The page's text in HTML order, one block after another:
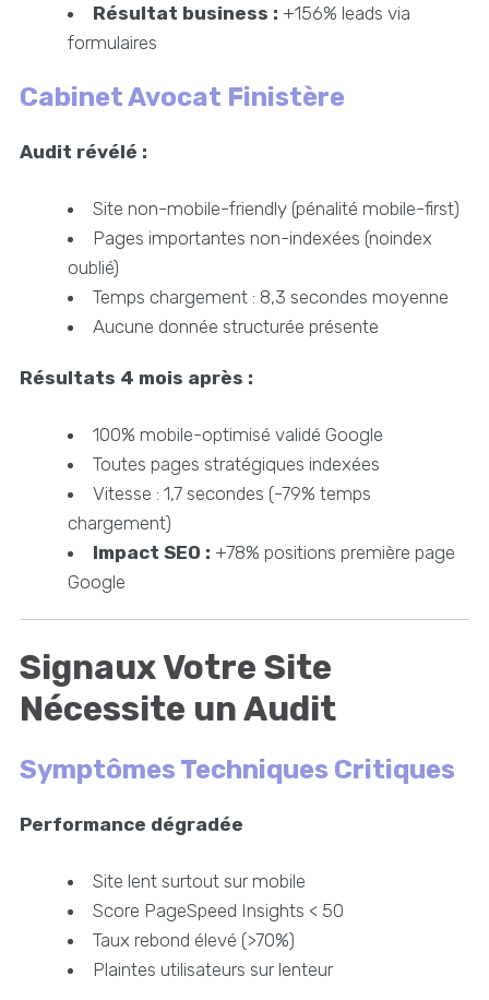
Résultat business : +156% leads via
formulaires
Cabinet Avocat Finistère
Audit révélé :
Site non-mobile-friendly (pénalité mobile-first)
Pages importantes non-indexées (noindex
oublié)
Temps chargement : 8,3 secondes moyenne
Aucune donnée structurée présente
Résultats 4 mois après :
100% mobile-optimisé validé Google
Toutes pages stratégiques indexées
Vitesse : 1,7 secondes (-79% temps
chargement)
Impact SEO : +78% positions première page
Google
Signaux Votre Site
Nécessite un Audit
Symptômes Techniques Critiques
Performance dégradée
Site lent surtout sur mobile
Score PageSpeed Insights < 50
Taux rebond élevé (>70%)
Plaintes utilisateurs sur lenteur